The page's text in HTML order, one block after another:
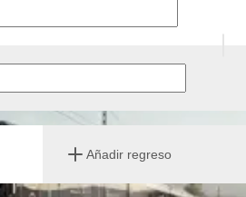
Añadir regreso